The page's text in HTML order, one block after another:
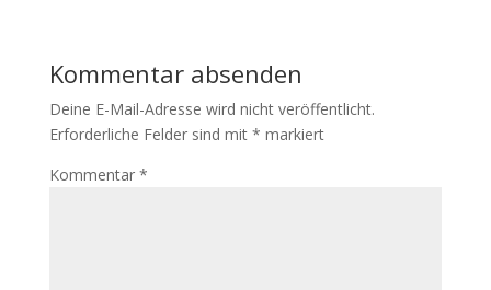
Kommentar absenden
Deine E-Mail-Adresse wird nicht veröffentlicht.
Erforderliche Felder sind mit * markiert
Kommentar *